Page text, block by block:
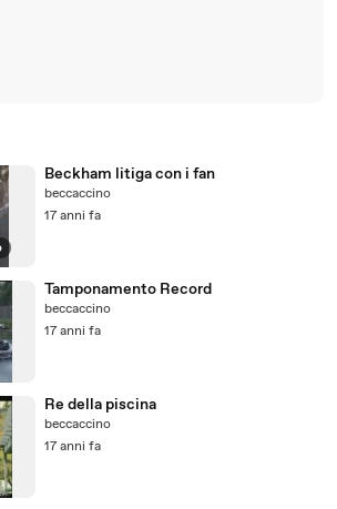
Beckham litiga con i fan
beccaccino
17 anni fa
Tamponamento Record
beccaccino
17 anni fa
Re della piscina
beccaccino
17 anni fa